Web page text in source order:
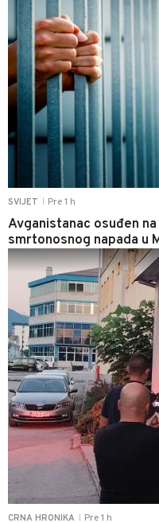
SVIJET Pre 1 h
Avganistanac osuđen
smrtonosnog napada u
CRNA HRONIKA Pre 1 h